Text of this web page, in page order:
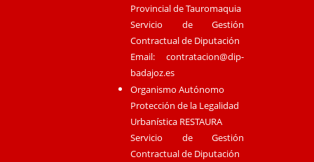
Provincial de Tauromaquia
Servicio de Gestión
Contractual de Diputación
Email:contratacion@dip-
badajoz.es
Organismo Autónomo
Protección de la Legalidad
Urbanística RESTAURA
Servicio de Gestión
Contractual de Diputación